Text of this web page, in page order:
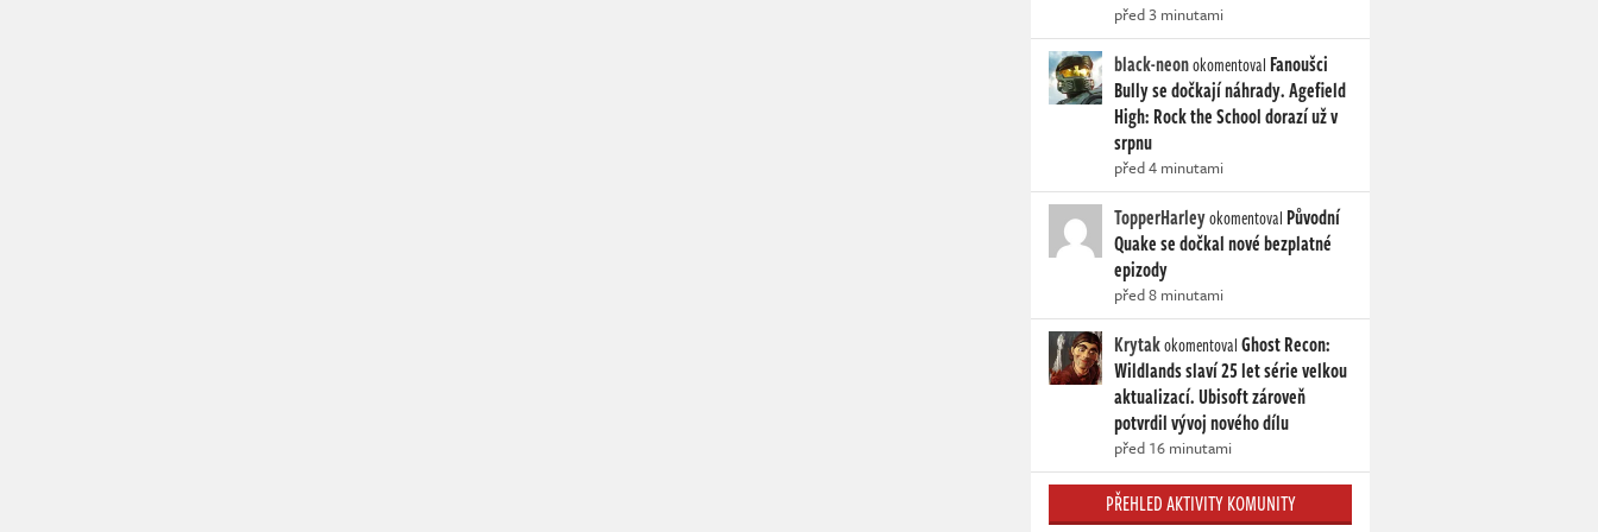
před 3 minutami
black-neonokomentoval Fanoušci
Bully se dočkají náhrady. Agefield
High: Rock the School dorazí už v
srpnu
před 4 minutami
TopperHarleyokomentoval Původní
Quake se dočkal nové bezplatné
epizody
před 8 minutami
KrytakokomentovalGhost Recon:
Wildlands slaví 25 let série velkou
aktualizací. Ubisoft zároveň
potvrdil vývoj nového dílu
před 16 minutami
PŘEHLED AKTIVITY KOMUNITY